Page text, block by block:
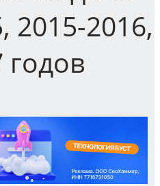
2015-2016,
годов